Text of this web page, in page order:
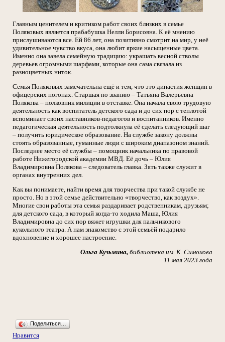
Главным ценителем и критиком работ своих близких в семье
Поляковых является прабабушка Нелли Борисовна. К её мнению
прислушиваются все. Ей 86 лет, она позитивно смотрит на мир, у неё
удивительное чувство вкуса, она любит яркие насыщенные цвета.
Именно она завела семейную традицию: украшать весной стволы
деревьев огромными шарфами, которые она сама связала из
разноцветных ниток.
Семья Поляковых замечательна ещё и тем, что это династия женщин в
офицерских погонах. Старшая по званию – Татьяна Валерьевна
Полякова – полковник милиции в отставке. Она начала свою трудовую
деятельность как воспитатель детского сада и до сих пор с теплотой
вспоминает своих наставников-педагогов и воспитанников. Именно
педагогическая деятельность подтолкнула её сделать следующий шаг
– получить юридическое образование. На службе закону должны
стоять образованные, гуманные люди с широким диапазоном знаний.
Последнее место её службы – помощник начальника по правовой
работе Нижегородской академии МВД. Её дочь – Юлия
Владимировна Полякова – следователь главка. Зять также служит в
органах внутренних дел.
Как вы понимаете, найти время для творчества при такой службе не
просто. Но в этой семье действительно «творчество, как воздух».
Многие свои работы эта семья раздаривает родственникам, друзьям;
для детского сада, в который когда-то ходила Маша, Юлия
Владимировна до сих пор вяжет игрушки для пальчикового
кукольного театра. А нам знакомство с этой семьёй подарило
вдохновение и хорошее настроение.
Ольга Кузьмина, библиотека им. К. Симонова
11 мая 2023 года
Поделиться…
Нравится